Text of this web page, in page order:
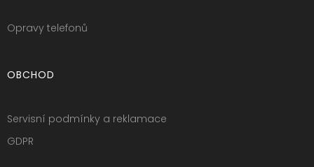
Opravy telefonů
OBCHOD
Servisní podmínky a reklamace
GDPR